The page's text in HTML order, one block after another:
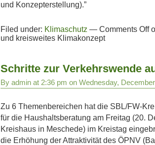
und Konzepterstellung).”
Filed under: Klimaschutz — Comments Off
und kreisweites Klimakonzept
Schritte zur Verkehrswende
By admin at 2:36 pm on Wednesday,
Zu 6 Themenbereichen hat die SBL/FW-
für die Haushaltsberatung am Freitag (20.
Kreishaus in Meschede) im Kreistag
die Erhöhung der Attraktivität des ÖPNV